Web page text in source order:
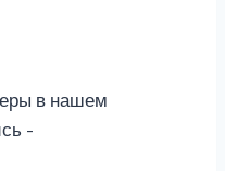
в нашем
-